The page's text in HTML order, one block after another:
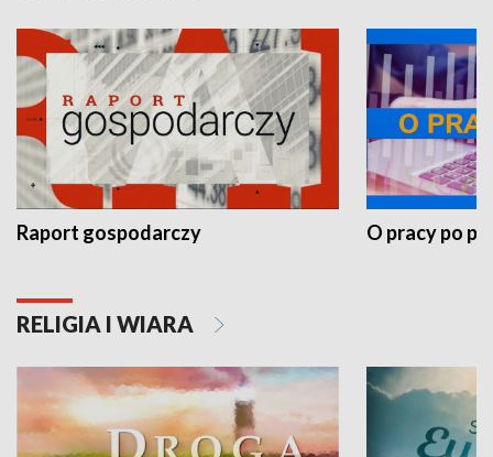
Raport gospodarczy O pracy po
RELIGIA I WIARA